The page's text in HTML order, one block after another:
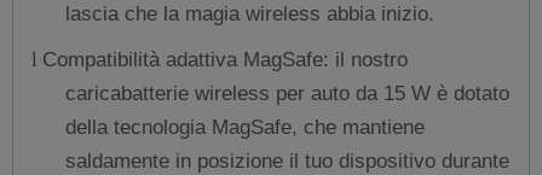
lascia che la magia wireless abbia inizio.
l Compatibilità adattiva MagSafe: il nostro
caricabatterie wireless per auto da 15 W è dotato
della tecnologia MagSafe, che mantiene
saldamente in posizione il tuo dispositivo durante